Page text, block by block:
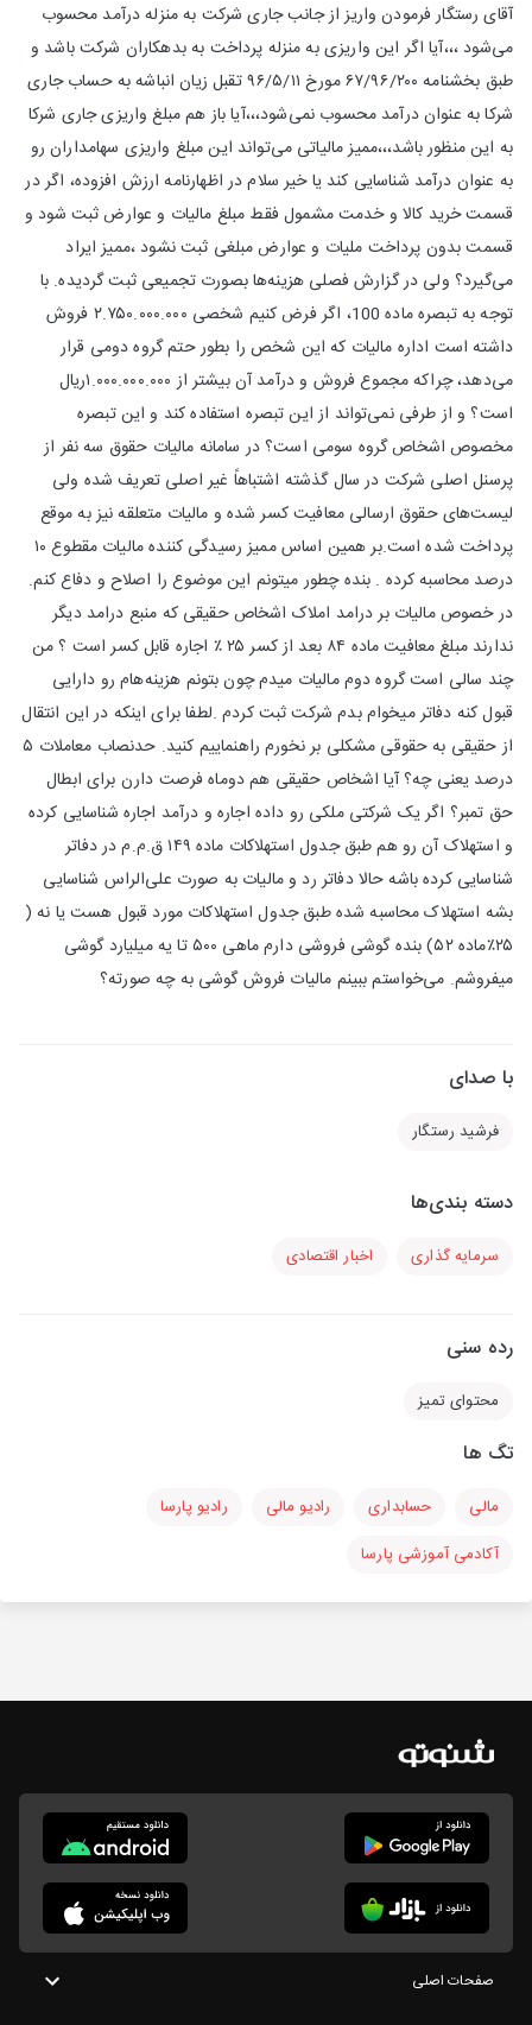
آقای رستگار فرمودن واریز از جانب جاری شرکت به منزله درآمد محسوب
می‌شود ،،،آیا اگر این واریزی به منزله پرداخت به بدهکاران شرکت باشد و
طبق بخشنامه ۶۷/۹۶/۲۰۰ مورخ ۹۶/۵/۱۱ تقبل زیان انباشه به حساب جاری
شرکا به عنوان درآمد محسوب نمی‌شود،،،آیا باز هم مبلغ واریزی جاری شرکا
به این منظور باشد،،،ممیز مالیاتی می‌تواند این مبلغ واریزی سهامداران رو
به عنوان درآمد شناسایی کند یا خیر سلام در اظهارنامه ارزش افزوده، اگر در
قسمت خرید کالا و خدمت مشمول فقط مبلغ مالیات و عوارض ثبت شود و
قسمت بدون پرداخت ملیات و عوارض مبلغی ثبت نشود ،ممیز ایراد
می‌گیرد؟ ولی در گزارش فصلی هزینه‌ها بصورت تجمیعی ثبت گردیده. با
توجه به تبصره ماده 100، اگر فرض کنیم شخصی ۲.۷۵۰.۰۰۰.۰۰۰ فروش
داشته است اداره مالیات که این شخص را بطور حتم گروه دومی قرار
می‌دهد، چراکه مجموع فروش و درآمد آن بیشتر از ۱.۰۰۰.۰۰۰.۰۰۰ریال
است؟ و از طرفی نمی‌تواند از این تبصره استفاده کند و این تبصره
مخصوص اشخاص گروه سومی است؟ در سامانه مالیات حقوق سه نفر از
پرسنل اصلی شرکت در سال گذشته اشتباهاً غیر اصلی تعریف شده ولی
لیست‌های حقوق ارسالی معافیت کسر شده و مالیات متعلقه نیز به موقع
پرداخت شده است.بر همین اساس ممیز رسیدگی کننده مالیات مقطوع ١٠
درصد محاسبه کرده . بنده چطور میتونم این موضوع را اصلاح و دفاع کنم.
در خصوص مالیات بر درامد املاک اشخاص حقیقی که منبع درامد دیگر
ندارند مبلغ معافیت ماده ۸۴ بعد از کسر ۲۵ ٪ اجاره قابل کسر است ؟ من
چند سالی است گروه دوم مالیات میدم چون بتونم هزینه‌هام رو دارایی
قبول کنه دفاتر میخوام بدم شرکت ثبت کردم .لطفا برای اینکه در این انتقال
از حقیقی به حقوقی مشکلی بر نخورم راهنماییم کنید. حدنصاب معاملات ۵
درصد یعنی چه؟ آیا اشخاص حقیقی هم دوماه فرصت دارن برای ابطال
حق تمبر؟ اگر یک شرکتی ملکی رو داده اجاره و درآمد اجاره شناسایی کرده
و استهلاک آن رو هم طبق جدول استهلاکات ماده ۱۴۹ ق.م‌.م در دفاتر
شناسایی کرده باشه حالا دفاتر رد و مالیات به صورت علی‌الراس شناسایی
بشه استهلاک محاسبه شده طبق جدول استهلاکات مورد قبول هست یا نه (
۲۵٪ماده ۵۲) بنده گوشی فروشی دارم ماهی ۵۰۰ تا یه میلیارد گوشی
میفروشم. می‌خواستم ببینم مالیات فروش گوشی به چه صورته؟
با صدای
فرشید رستگار
دسته بندی‌ها
سرمایه گذاری اخبار اقتصادی
رده سنی
محتوای تمیز
تگ ها
مالی حسابداری رادیو مالی
رادیو پارسا
آکادمی آموزشی پارسا
صفحات اصلی